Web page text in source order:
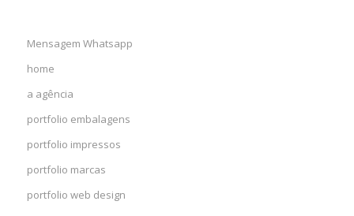
Mensagem Whatsapp
home
a agência
portfolio embalagens
portfolio impressos
portfolio marcas
portfolio web design